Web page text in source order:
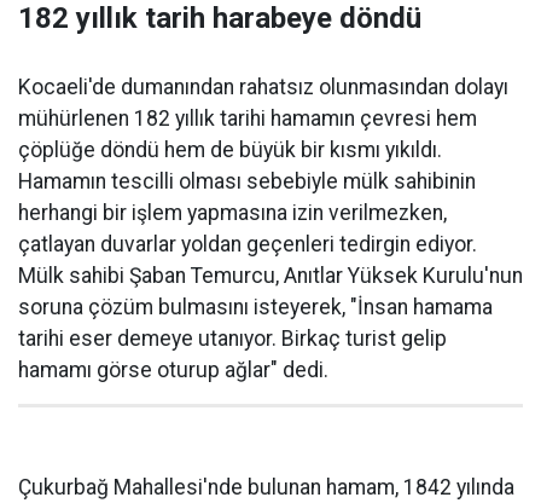
182 yıllık tarih harabeye döndü
Kocaeli'de dumanından rahatsız olunmasından dolayı
mühürlenen 182 yıllık tarihi hamamın çevresi hem
çöplüğe döndü hem de büyük bir kısmı yıkıldı.
Hamamın tescilli olması sebebiyle mülk sahibinin
herhangi bir işlem yapmasına izin verilmezken,
çatlayan duvarlar yoldan geçenleri tedirgin ediyor.
Mülk sahibi Şaban Temurcu, Anıtlar Yüksek Kurulu'nun
soruna çözüm bulmasını isteyerek, "İnsan hamama
tarihi eser demeye utanıyor. Birkaç turist gelip
hamamı görse oturup ağlar" dedi.
Çukurbağ Mahallesi'nde bulunan hamam, 1842 yılında